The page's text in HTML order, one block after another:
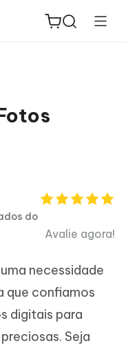
do
Avalie agora!
necessidade
que confiamos
digitais para
Seja